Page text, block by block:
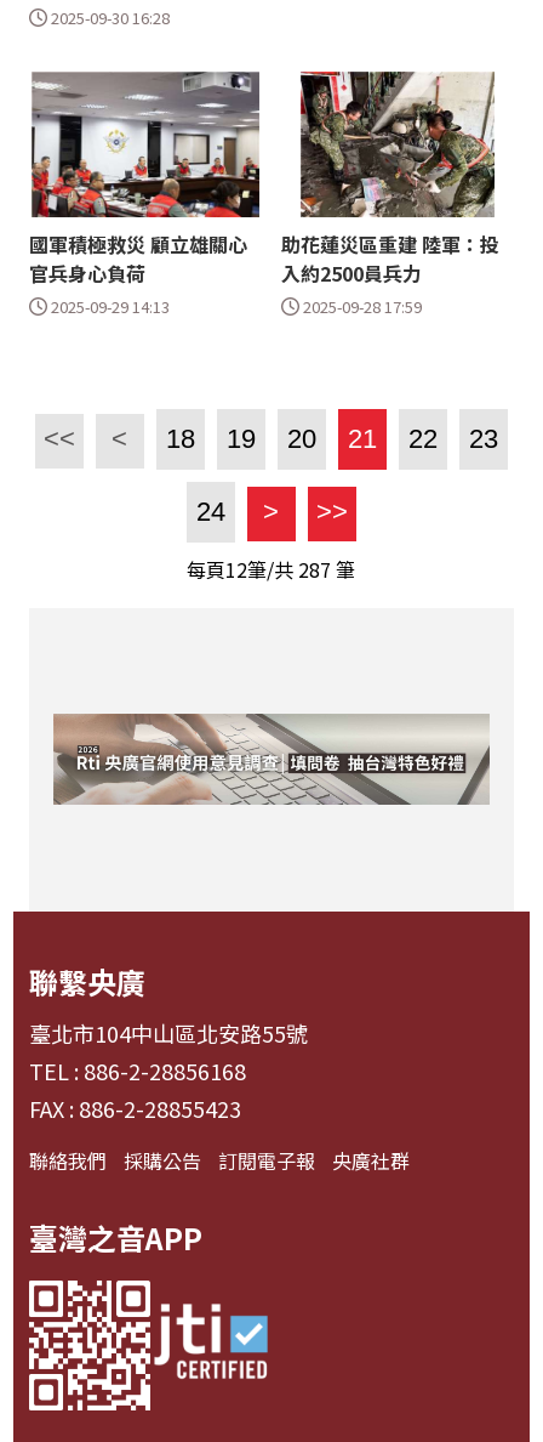
2025-09-30 16:28
國軍積極救災 顧立雄關心
官兵身心負荷
2025-09-29 14:13
助花蓮災區重建 陸軍：投
入約2500員兵力
2025-09-28 17:59
<< < 18 19 20 21 22 23
24 > >>
每頁12筆/共 287 筆
聯繫央廣
臺北市104中山區北安路55號
TEL : 886-2-28856168
FAX : 886-2-28855423
聯絡我們 採購公告 訂閱電子報 央廣社群
臺灣之音APP